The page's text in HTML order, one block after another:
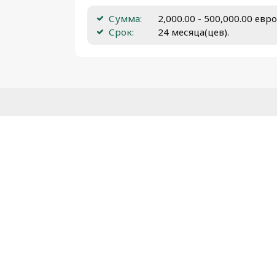
Сумма:
2,000.00 - 500,000.00 евро
Срок:
24 месяца(цев).